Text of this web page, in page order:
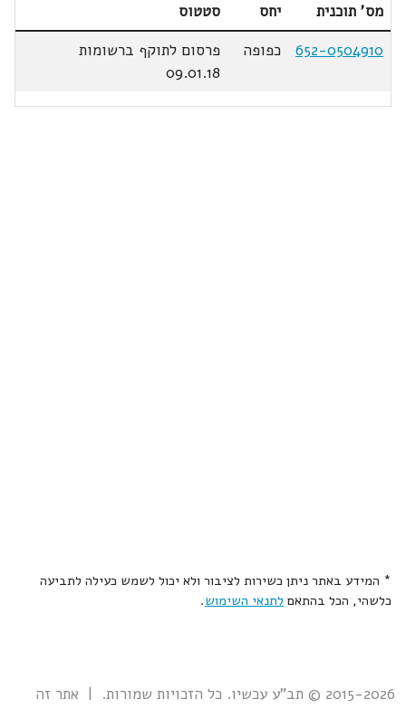
מס' תוכנית
יחס
סטטוס
652-0504910
כפופה
פרסום לתוקף ברשומות
09.01.18
* המידע באתר ניתן כשירות לציבור ולא יכול לשמש כעילה לתביעה
כלשהי, הכל בהתאם לתנאי השימוש.
2015-2026 © תב"ע עכשיו. כל הזכויות שמורות. | אתר זה